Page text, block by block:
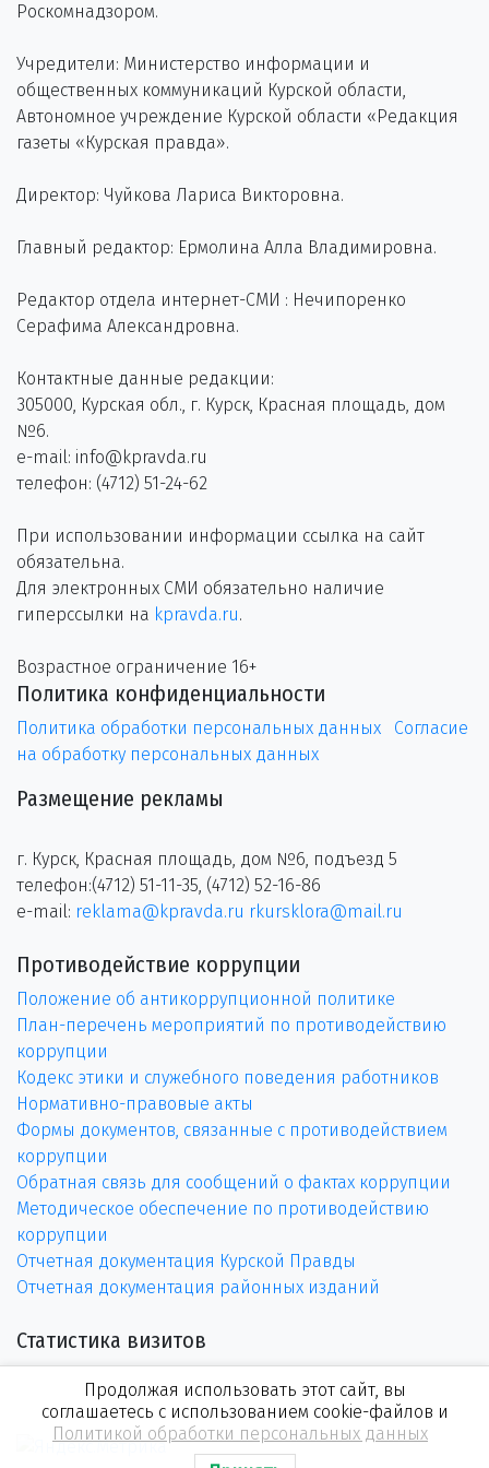
Роскомнадзором.
Учредители: Министерство информации и
общественных коммуникаций Курской области,
Автономное учреждение Курской области «Редакция
газеты «Курская правда».
Директор: Чуйкова Лариса Викторовна.
Главный редактор: Ермолина Алла Владимировна.
Редактор отдела интернет-СМИ : Нечипоренко
Серафима Александровна.
Контактные данные редакции:
305000, Курская обл., г. Курск, Красная площадь, дом
№6.
e-mail: info@kpravda.ru
телефон: (4712) 51-24-62
При использовании информации ссылка на сайт
обязательна.
Для электронных СМИ обязательно наличие
гиперссылки на kpravda.ru.
Возрастное ограничение 16+
Политика конфиденциальности
Политика обработки персональных данных
Согласие
на обработку персональных данных
Размещение рекламы
г. Курск, Красная площадь, дом №6, подъезд 5
телефон:(4712) 51-11-35, (4712) 52-16-86
e-mail: reklama@kpravda.ru rkursklora@mail.ru
Противодействие коррупции
Положение об антикоррупционной политике
План-перечень мероприятий по противодействию
коррупции
Кодекс этики и служебного поведения работников
Нормативно-правовые акты
Формы документов, связанные с противодействием
коррупции
Обратная связь для сообщений о фактах коррупции
Методическое обеспечение по противодействию
коррупции
Отчетная документация Курской Правды
Отчетная документация районных изданий
Статистика визитов
Продолжая использовать этот сайт, вы
соглашаетесь с использованием cookie-файлов и
Политикой обработки персональных данных